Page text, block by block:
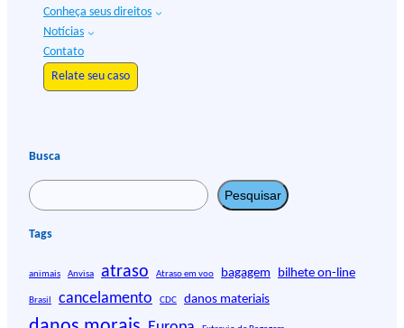
Conheça seus direitos
Notícias
Contato
Relate seu caso
Busca
P
e
s
u
i
Pesquisar
Tags
animais Anvisa atraso Atraso em voo bagagem bilhete on-line
Brasil cancelamento CDC danos materiais